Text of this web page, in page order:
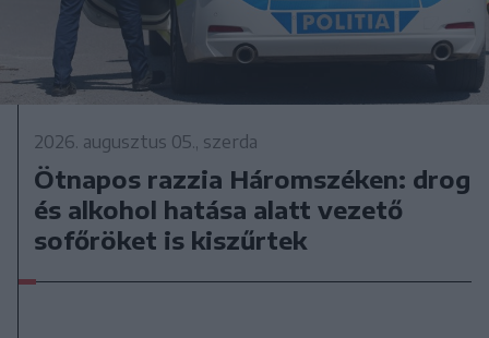
2026. augusztus 05., szerda
Ötnapos razzia Háromszéken: drog
és alkohol hatása alatt vezető
sofőröket is kiszűrtek